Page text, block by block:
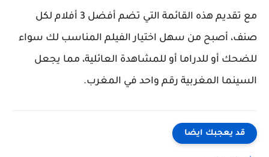
مع تقديم هذه القائمة التي تضم أفضل 3 أفلام لكل
صنف، أصبح من سهل اختيار الفيلم المناسب لك سواء
للضحك أو للدراما أو للمشاهدة العائلية، مما يجعل
السينما المغربية رقم واحد في المغرب.
قد يعجبك ايضا